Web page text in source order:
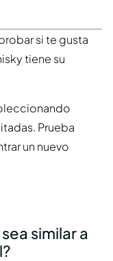
si te gusta
tiene su
Prueba
un nuevo
similar a